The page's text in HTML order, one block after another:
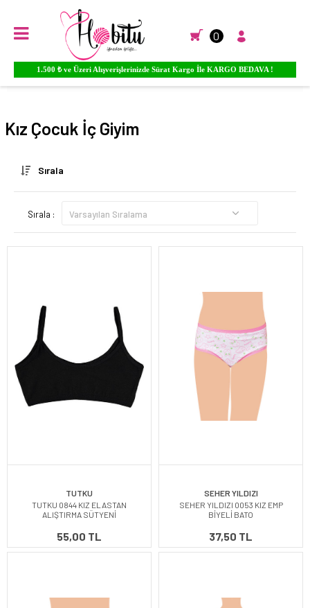
0
1.500 ₺ ve Üzeri Alışverişlerinizde Sürat Kargo İle KARGO BEDAVA !
Anasayfa İÇ GİYİM ÇOCUK İÇ GİYİM KIZ ÇOCUK İÇ GİYİM
Kız Çocuk İç Giyim
Sırala
Sırala :
TUTKU
TUTKU 0844 KIZ ELASTAN
ALIŞTIRMA SÜTYENİ
55,00 TL
SEHER YILDIZI
SEHER YILDIZI 0053 KIZ EMP
BİYELİ BATO
37,50 TL